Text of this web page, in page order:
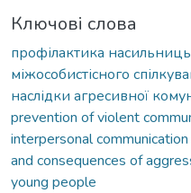
Ключові слова
профілактика
міжособистісного
наслідки агресивної
prevention of violent
interpersonal
and consequences of
young people